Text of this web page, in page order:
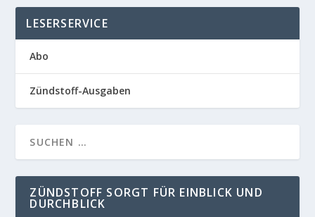
LESERSERVICE
Abo
Zündstoff-Ausgaben
ZÜNDSTOFF SORGT FÜR EINBLICK UND
DURCHBLICK